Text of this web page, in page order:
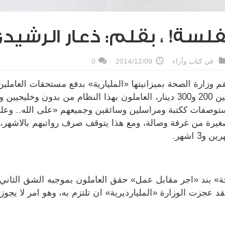
، بقلم: ذعار
في كتاب وآراء 2014/12/09
0
لم تقم وزارة الصحة بميزانيتها «المليارية» بدفع مستحقات
والذين تتراوح رواتب كل منهم بين 200 و300 دينار، العاملون بهذا النظام من
ككتبة ومراسلين وسائقين وجميعهم «على الله..
من غرفة وصالة، ومع هذا يتوقف صرف رواتبهم بالاشهر،
اشهر.
بند «اجر مقابل عمل» حقق العاملون بموجبه الشق
الوزارة «المليارديرية» ان تلتزم به، وهو امر لا يجوز